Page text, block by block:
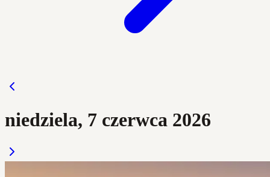
niedziela, 7 czerwca 2026